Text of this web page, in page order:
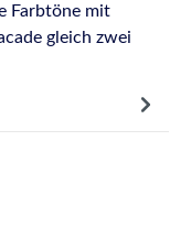
Farbtöne mit
gleich zwei